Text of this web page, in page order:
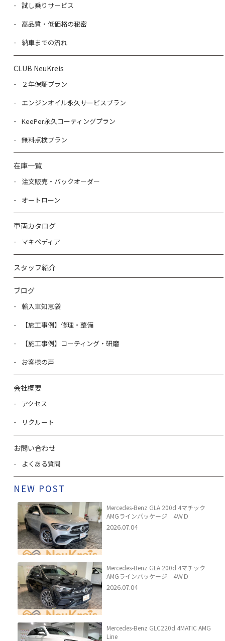
試し乗りサービス
高品質・低価格の秘密
納車までの流れ
CLUB NeuKreis
２年保証プラン
エンジンオイル永久サービスプラン
KeePer永久コーティングプラン
無料点検プラン
在庫一覧
注文販売・バックオーダー
オートローン
車両カタログ
マキペディア
スタッフ紹介
ブログ
輸入車知恵袋
【施工事例】修理・整備
【施工事例】コーティング・研磨
お客様の声
会社概要
アクセス
リクルート
お問い合わせ
よくある質問
NEW POST
Mercedes-Benz GLA 200d 4マチック
AMGラインパッケージ 4ＷＤ
2026.07.04
Mercedes-Benz GLA 200d 4マチック
AMGラインパッケージ 4ＷＤ
2026.07.04
Mercedes-Benz GLC220d 4MATIC AMG
Line